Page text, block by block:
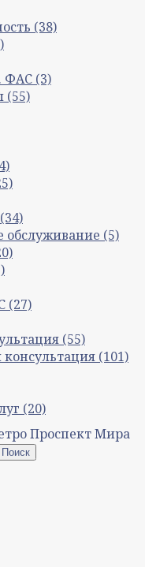
(38)
ФАС (3)
(55)
(34)
обслуживание (5)
(27)
(55)
(101)
(20)
Проспект Мира